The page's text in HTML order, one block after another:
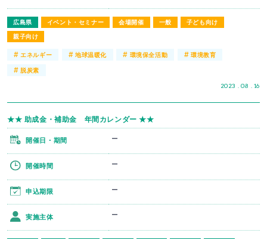
広島県 イベント・セミナー 会場開催 一般
子ども向け
親子向け
2023 . 08 . 16
#エネルギー # 地球温暖化 # 環境保全活動 # 環境教育
#脱炭素
★★ 助成金・補助金 年間カレンダー ★★
開催日・期間 ー
開催時間 ー
申込期限 ー
実施主体 ー